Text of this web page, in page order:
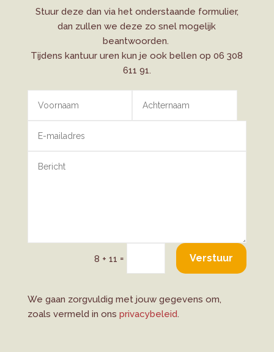
Stuur deze dan via het onderstaande formulier,
dan zullen we deze zo snel mogelijk
beantwoorden.
Tijdens kantuur uren kun je ook bellen op 06 308
611 91.
8 + 11 = Verstuur
We gaan zorgvuldig met jouw gegevens om,
zoals vermeld in ons privacybeleid.